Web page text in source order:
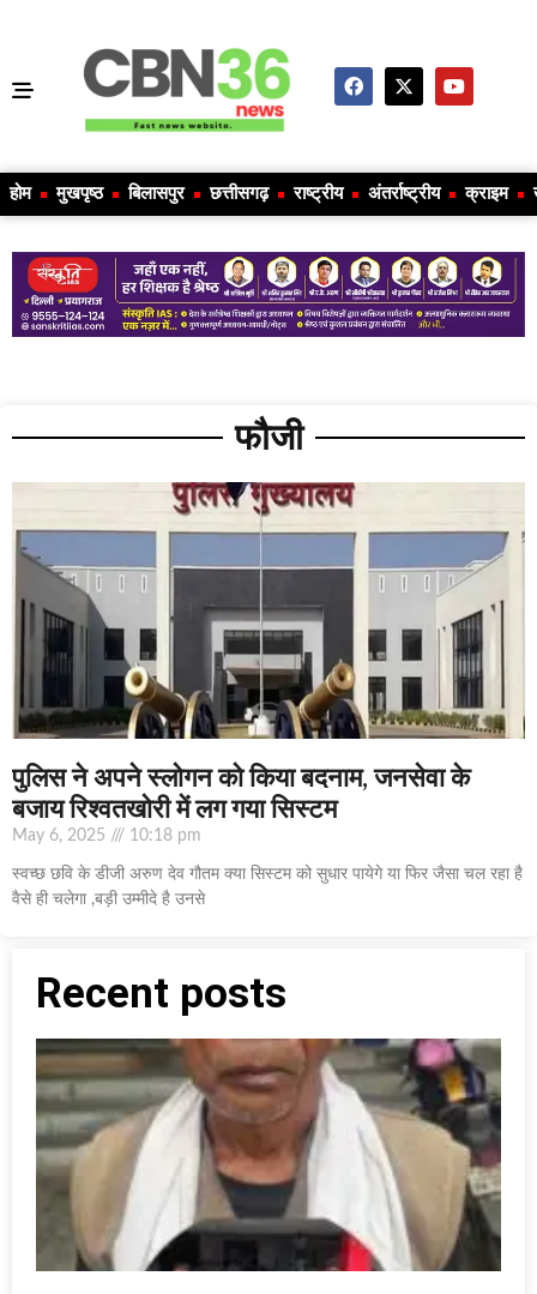
होम मुखपृष्ठ बिलासपुर छत्तीसगढ़ राष्ट्रीय अंतर्राष्ट्रीय क्राइम
फौजी
पुलिस ने अपने स्लोगन को किया बदनाम, जनसेवा के
बजाय रिश्वतखोरी में लग गया सिस्टम
May 6, 2025 10:18 pm
स्वच्छ छवि के डीजी अरुण देव गौतम क्या सिस्टम को सुधार पायेगे या फिर जैसा चल रहा है
वैसे ही चलेगा ,बड़ी उम्मीदे है उनसे
Recent posts